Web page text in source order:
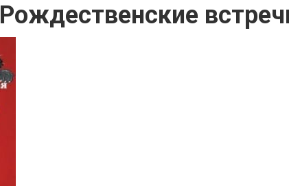
Рождественские